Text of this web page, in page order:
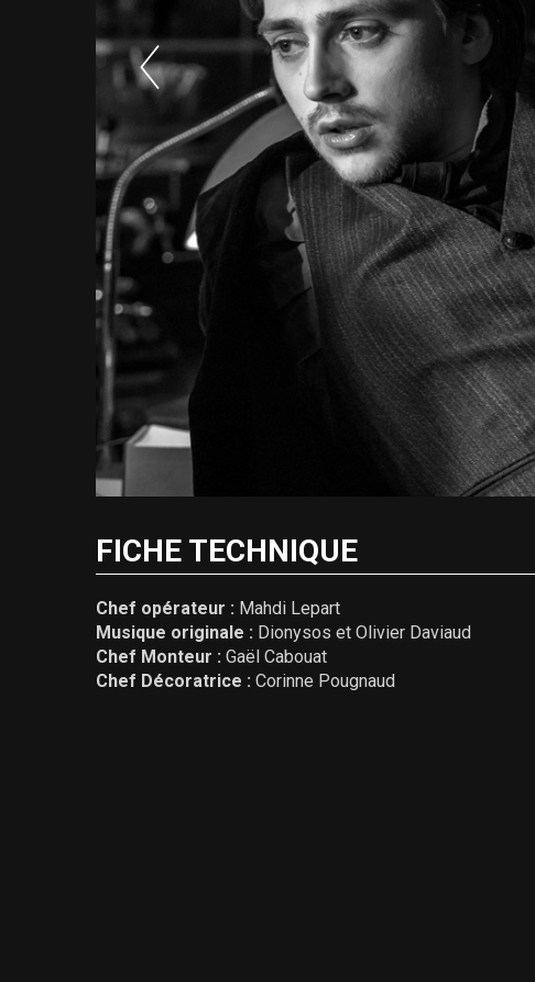
FICHE TECHNIQUE
Chef opérateur : Mahdi Lepart
Musique originale : Dionysos et Olivier Daviaud
Chef Monteur : Gaël Cabouat
Chef Décoratrice : Corinne Pougnaud